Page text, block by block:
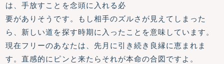
は、手放すことを念頭に入れる必
要がありそうです。もし相手のズルさが見えてしまった
ら、新しい道を探す時期に入ったことを意味しています。
現在フリーのあなたは、先月に引き続き良縁に恵まれま
す。直感的にピンと来たらそれが本命の合図ですよ。